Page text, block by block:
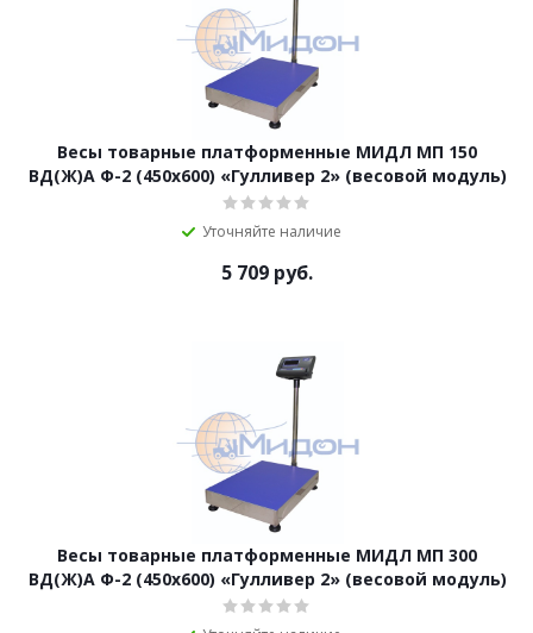
Весы товарные платформенные МИДЛ МП 150
ВД(Ж)А Ф-2 (450х600) «Гулливер 2» (весовой модуль)
Уточняйте наличие
5 709 руб.
Весы товарные платформенные МИДЛ МП 300
ВД(Ж)А Ф-2 (450х600) «Гулливер 2» (весовой модуль)